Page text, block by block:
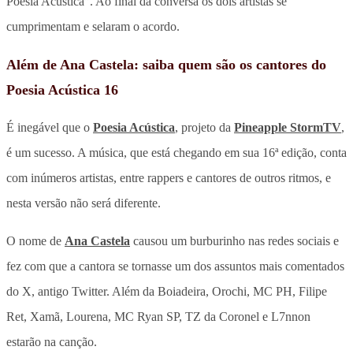
cumprimentam e selaram o acordo.
Além de Ana Castela: saiba quem são os cantores do
Poesia Acústica 16
É inegável que o Poesia Acústica, projeto da Pineapple StormTV,
é um sucesso. A música, que está chegando em sua 16ª edição, conta
com inúmeros artistas, entre rappers e cantores de outros ritmos, e
nesta versão não será diferente.
O nome de Ana Castela causou um burburinho nas redes sociais e
fez com que a cantora se tornasse um dos assuntos mais comentados
do X, antigo Twitter. Além da Boiadeira, Orochi, MC PH, Filipe
Ret, Xamã, Lourena, MC Ryan SP, TZ da Coronel e L7nnon
estarão na canção.